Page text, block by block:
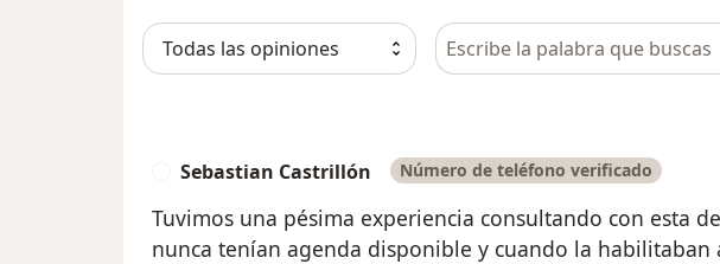
Busca en opiniones
Sebastian Castrillón Número de teléfono verificado
Tuvimos una pésima experiencia consultando con esta
nunca tenían agenda disponible y cuando la habilitaban